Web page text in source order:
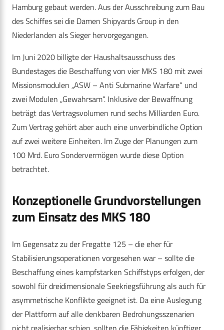
Hamburg gebaut werden. Aus der Ausschreibung zum Bau
des Schiffes sei die Damen Shipyards Group in den
Niederlanden als Sieger hervorgegangen.
Im Juni 2020 billigte der Haushaltsausschuss des
Bundestages die Beschaffung von vier MKS 180 mit zwei
Missionsmodulen „ASW – Anti Submarine Warfare“ und
zwei Modulen „Gewahrsam“. Inklusive der Bewaffnung
beträgt das Vertragsvolumen rund sechs Milliarden Euro.
Zum Vertrag gehört aber auch eine unverbindliche Option
auf zwei weitere Einheiten. Im Zuge der Planungen zum
100 Mrd. Euro Sondervermögen wurde diese Option
betrachtet.
Konzeptionelle Grundvorstellungen
zum Einsatz des MKS 180
Im Gegensatz zu der Fregatte 125 – die eher für
Stabilisierungsoperationen vorgesehen war – sollte die
Beschaffung eines kampfstarken Schiffstyps erfolgen, der
sowohl für dreidimensionale Seekriegsführung als auch für
asymmetrische Konflikte geeignet ist. Da eine Auslegung
der Plattform auf alle denkbaren Bedrohungsszenarien